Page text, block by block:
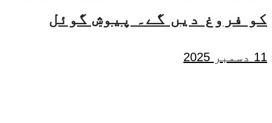
کو فروغ دیں گے۔ پیوش گوئل
11 دسمبر 2025